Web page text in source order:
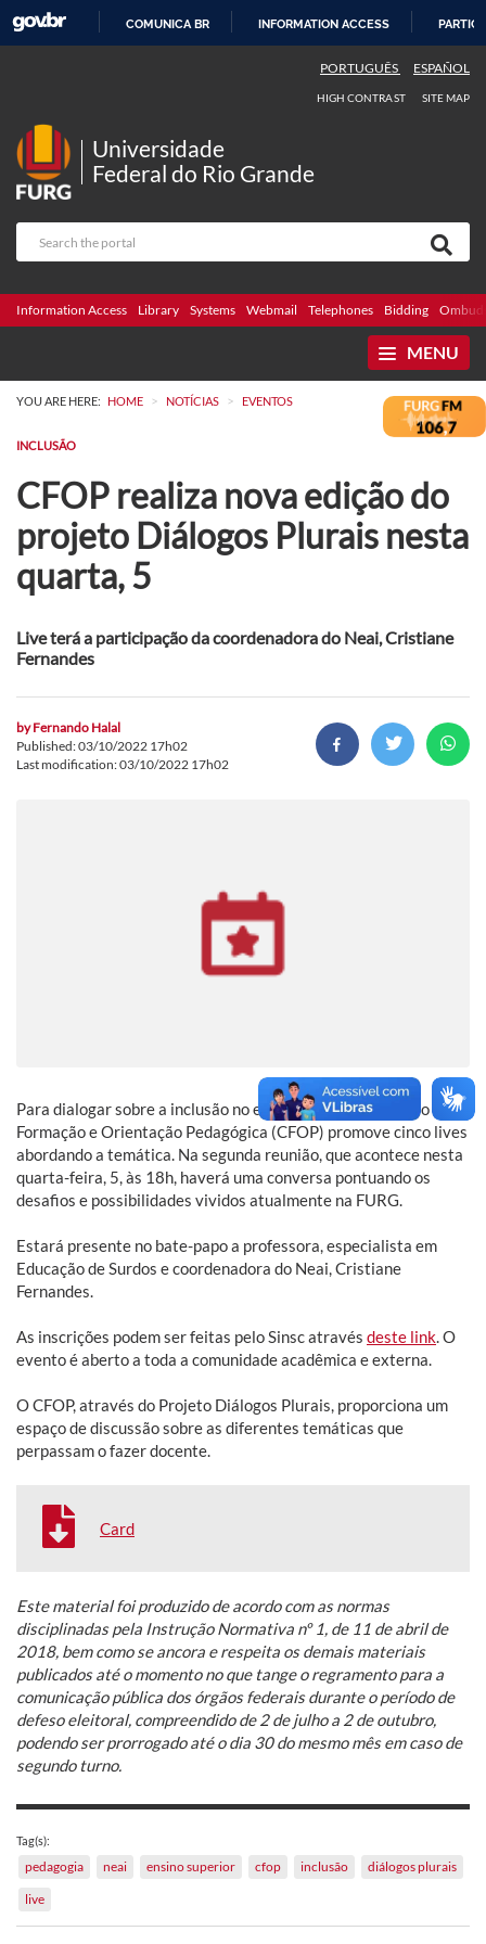
COMUNICA BR INFORMATION ACCESS
PORTUGUÊS ESPAÑOL
HIGH CONTRAST SITE MAP
Universidade
Federal do Rio Grande
Information Access Library Systems Webmail Telephones Bidding
MENU
YOU ARE HERE: HOME > NOTÍCIAS > EVENTOS
INCLUSÃO
CFOP realiza nova edição do
projeto Diálogos Plurais nesta
quarta, 5
Live terá a participação da coordenadora do Neai, Cristiane
Fernandes
byFernando Halal
Published: 03/10/2022 17h02
Last modification: 03/10/2022 17h02
Para dialogar sobre a inclusão no ensino superior, o Centro de
Formação e Orientação Pedagógica (CFOP) promove cinco lives
abordando a temática. Na segunda reunião, que acontece nesta
quarta-feira, 5, às 18h, haverá uma conversa pontuando os
desafios e possibilidades vividos atualmente na FURG.
Estará presente no bate-papo a professora, especialista em
Educação de Surdos e coordenadora do Neai, Cristiane
Fernandes.
As inscrições podem ser feitas pelo Sinsc através deste link. O
evento é aberto a toda a comunidade acadêmica e externa.
O CFOP, através do Projeto Diálogos Plurais, proporciona um
espaço de discussão sobre as diferentes temáticas que
perpassam o fazer docente.
Card
Este material foi produzido de acordo com as normas
disciplinadas pela Instrução Normativa nº 1, de 11 de abril de
2018, bem como se ancora e respeita os demais materiais
publicados até o momento no que tange o regramento para a
comunicação pública dos órgãos federais durante o período de
defeso eleitoral, compreendido de 2 de julho a 2 de outubro,
podendo ser prorrogado até o dia 30 do mesmo mês em caso de
segundo turno.
Tag(s):
pedagogia neai ensino superior cfop inclusão
diálogos plurais
live